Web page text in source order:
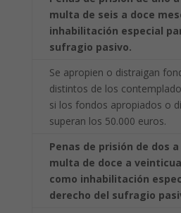
multa de seis a doce
inhabilitación especial
sufragio pasivo.
Se apropien o distraigan
distintos de los
si los fondos apropiados o
superan los 50.000 euros.
Penas de prisión de dos
multa de doce a
como inhabilitación
derecho del sufragio